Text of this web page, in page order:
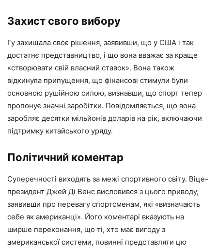
Захист свого вибору
Гу захищала своє рішення, заявивши, що у США і так
достатнє представництво, і що вона вважає за краще
«створювати свій власний ставок». Вона також
відкинула припущення, що фінансові стимули були
основною рушійною силою, визнавши, що спорт тепер
пропонує значні заробітки. Повідомляється, що вона
заробляє десятки мільйонів доларів на рік, включаючи
підтримку китайського уряду.
Політичний коментар
Суперечності виходять за межі спортивного світу. Віце-
президент Джей Ді Венс висловився з цього приводу,
заявивши про перевагу спортсменам, які «визначають
себе як американці». Його коментарі вказують на
ширше переконання, що ті, хто має вигоду з
американської системи, повинні представляти цю